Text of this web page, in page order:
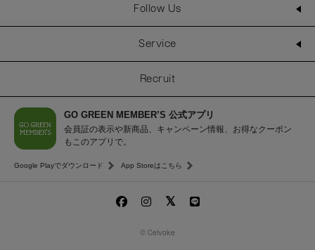
Follow Us
Service
Recruit
GO GREEN MEMBER’S 公式アプリ
会員証の表示や新商品、キャンペーン情報、お得なクーポン
もこのアプリで。
Google Playでダウンロード App Storeはこちら
© Celvoke